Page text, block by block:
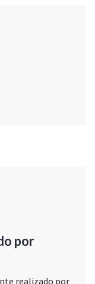
por
realizado por